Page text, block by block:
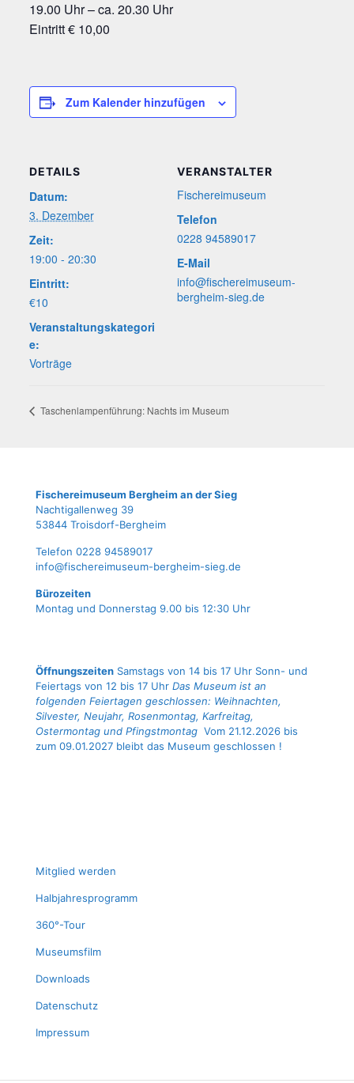
19.00 Uhr – ca. 20.30 Uhr
Ein­tritt € 10,00
Zum Kalender hinzufügen
DETAILS
Datum:
3. Dezember
Zeit:
19:00 - 20:30
Eintritt:
€10
Veranstaltungskategori
e:
Vorträge
VERANSTALTER
Fische­rei­mu­se­um
Telefon
0228 94589017
E-Mail
info@fischereimuseum-
bergheim-sieg.de
Taschen­lam­pen­füh­rung: Nachts im Museum
Fische­rei­mu­se­um Berg­heim an der Sieg
Nach­ti­gal­len­weg 39
53844 Troisdorf-Bergheim
Tele­fon 0228 94589017
info@fischereimuseum-bergheim-sieg.de
Büro­zei­ten
Mon­tag und Don­ners­tag 9.00 bis 12:30 Uhr
Öffnungszeiten Samstags von 14 bis 17 Uhr Sonn- und
Feiertags von 12 bis 17 Uhr Das Museum ist an
folgenden Feiertagen geschlossen: Weihnachten,
Silvester, Neujahr, Rosenmontag, Karfreitag,
Ostermontag und Pfingstmontag Vom 21.12.2026 bis
zum 09.01.2027 bleibt das Museum geschlossen !
Mit­glied werden
Halb­jah­res­pro­gramm
360°-Tour
Muse­ums­film
Down­loads
Daten­schutz
Impres­sum